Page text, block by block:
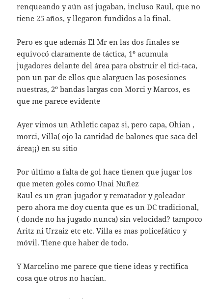
renqueando y aún así jugaban, incluso Raul, que no
tiene 25 años, y llegaron fundidos a la final.
Pero es que además El Mr en las dos finales se
equivocó claramente de táctica, 1º acumula
jugadores delante del área para obstruir el tici-taca,
pon un par de ellos que alarguen las posesiones
nuestras, 2º bandas largas con Morci y Marcos, es
que me parece evidente
Ayer vimos un Athletic capaz si, pero capa, Ohian ,
morci, Villa( ojo la cantidad de balones que saca del
área¡¡) en su sitio
Por último a falta de gol hace tienen que jugar los
que meten goles como Unai Nuñez
Raul es un gran jugador y rematador y goleador
pero ahora me doy cuenta que es un DC tradicional,
( donde no ha jugado nunca) sin velocidad? tampoco
Aritz ni Urzaiz etc etc. Villa es mas policefático y
móvil. Tiene que haber de todo.
Y Marcelino me parece que tiene ideas y rectifica
cosa que otros no hacían.